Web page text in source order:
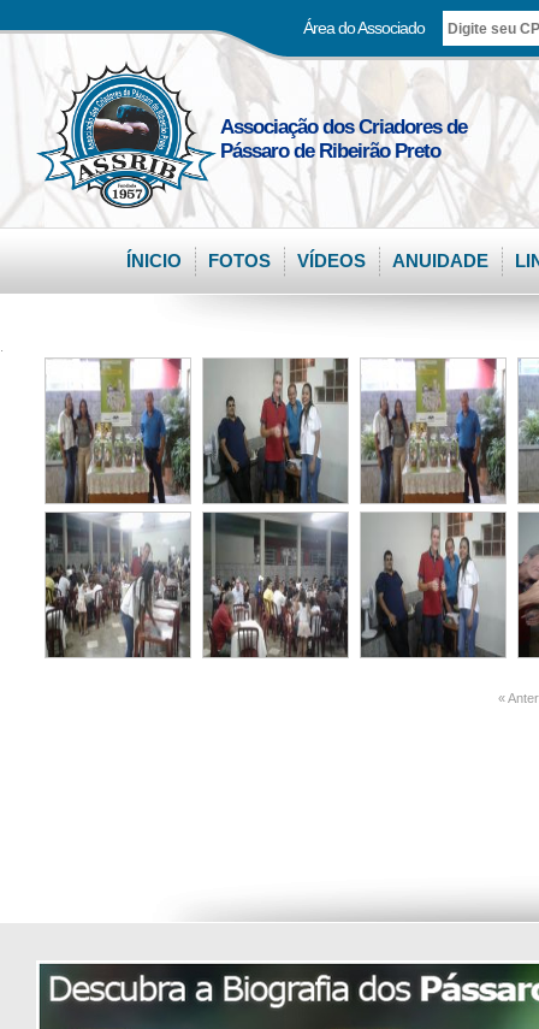
Área do Associado
Associação dos Criadores de
Pássaro de Ribeirão Preto
ÍNICIO FOTOS VÍDEOS ANUIDADE
«